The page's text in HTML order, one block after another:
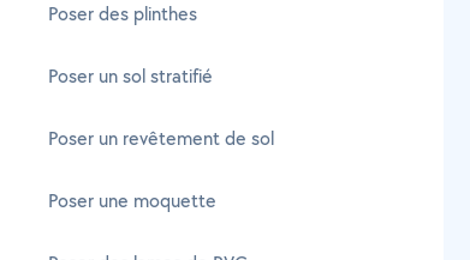
Poser des plinthes
Poser un sol stratifié
Poser un revêtement de sol
Poser une moquette